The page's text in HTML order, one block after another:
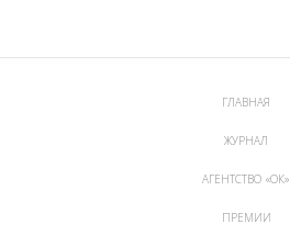
ГЛАВНАЯ
ЖУРНАЛ
АГЕНТСТВО «ОК»
ПРЕМИИ